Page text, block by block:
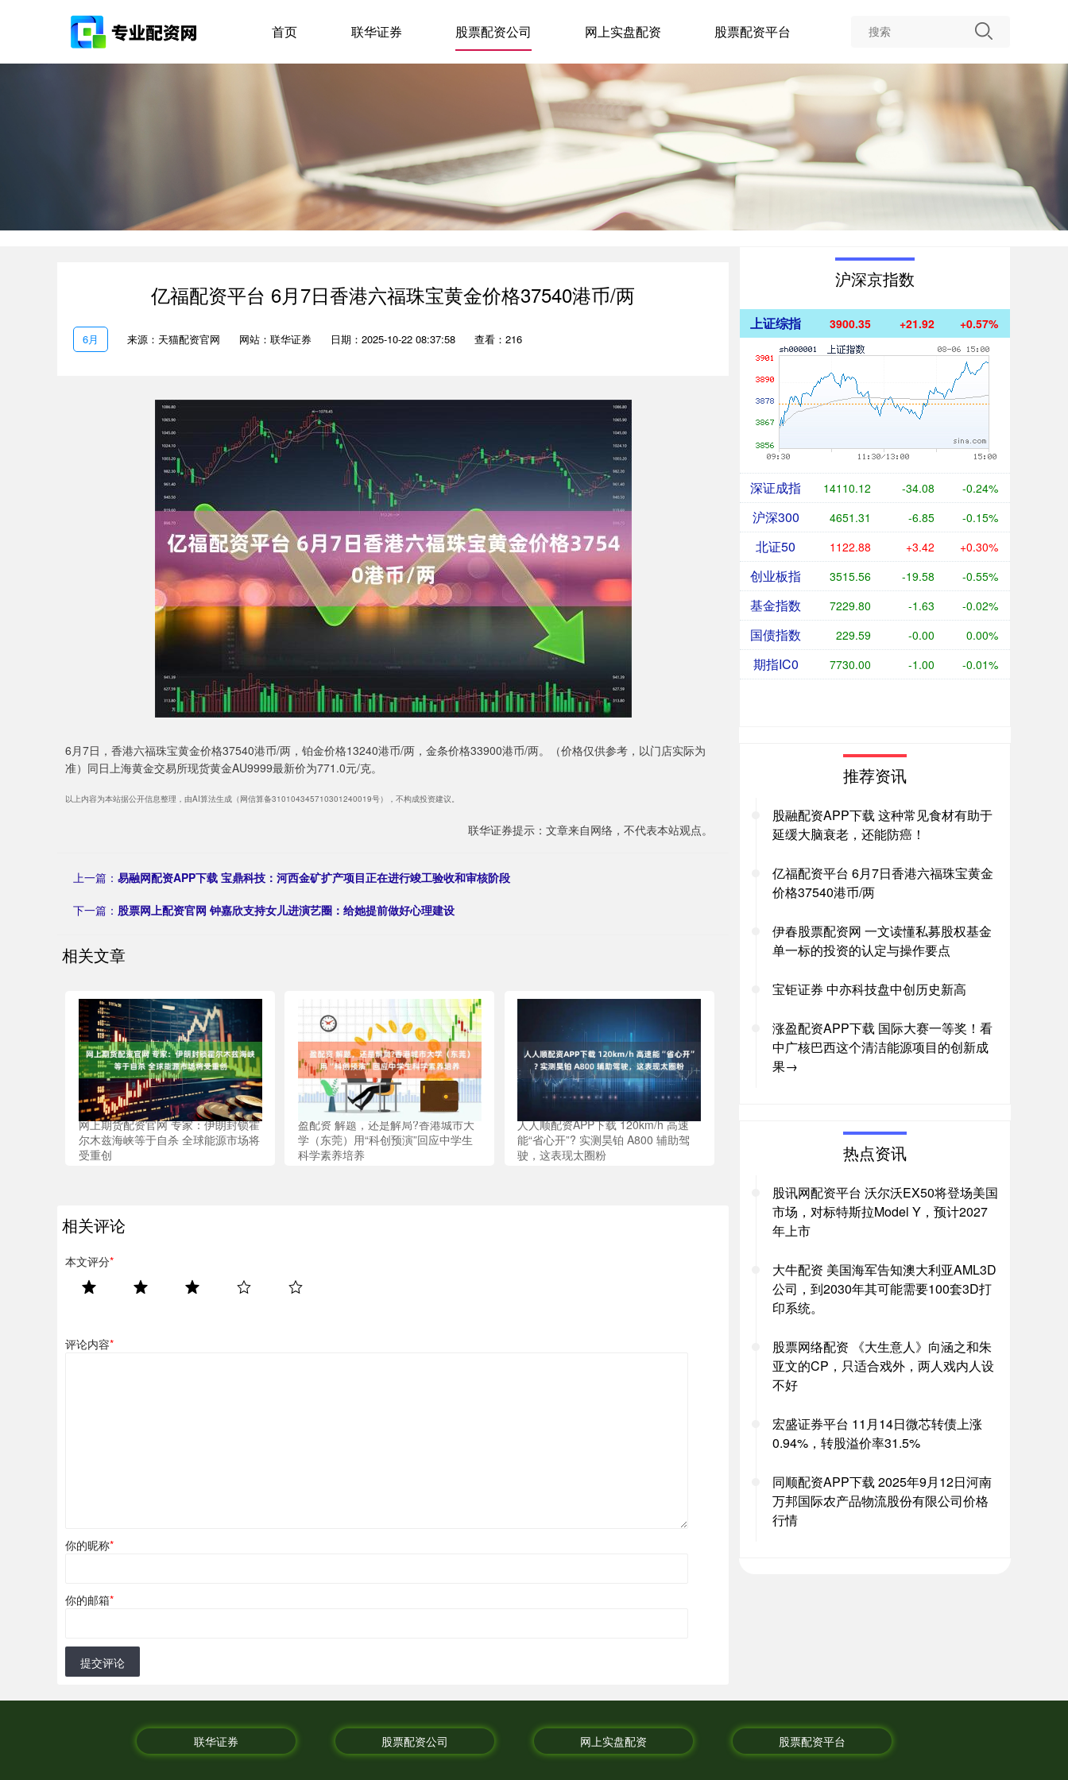
首页 联华证券 股票配资公司 网上实盘配资 股票配资平台
亿福配资平台 6月7日香港六福珠宝黄金价格37540港币/两
6月 来源：天猫配资官网 网站：联华证券 日期：2025-10-22 08:37:58 查看：216
6月7日，香港六福珠宝黄金价格37540港币/两，铂金价格13240港币/两，金条价格33900港币/两。（价格仅供参考，以门店实际为
准）同日上海黄金交易所现货黄金AU9999最新价为771.0元/克。
以上内容为本站据公开信息整理，由AI算法生成（网信算备310104345710301240019号），不构成投资建议。
联华证券提示：文章来自网络，不代表本站观点。
上一篇： 易融网配资APP下载 宝鼎科技：河西金矿扩产项目正在进行竣工验收和审核阶段
下一篇： 股票网上配资官网 钟嘉欣支持女儿进演艺圈：给她提前做好心理建设
相关文章
网上期货配资官网 专家：伊朗封锁霍
尔木兹海峡等于自杀 全球能源市场将
受重创
盈配资 解题，还是解局?香港城市大
学（东莞）用“科创预演”回应中学生
科学素养培养
人人顺配资APP下载 120km/h 高速
能“省心开”? 实测昊铂 A800 辅助驾
驶，这表现太圈粉
相关评论
本文评分*
评论内容*
你的昵称*
你的邮箱*
提交评论
沪深京指数
上证综指 3900.35 +21.92 +0.57%
深证成指 14110.12 -34.08 -0.24%
沪深300 4651.31 -6.85 -0.15%
北证50 1122.88 +3.42 +0.30%
创业板指 3515.56 -19.58 -0.55%
基金指数 7229.80 -1.63 -0.02%
国债指数 229.59 -0.00 0.00%
期指IC0 7730.00 -1.00 -0.01%
推荐资讯
股融配资APP下载 这种常见食材有助于
延缓大脑衰老，还能防癌！
亿福配资平台 6月7日香港六福珠宝黄金
价格37540港币/两
伊春股票配资网 一文读懂私募股权基金
单一标的投资的认定与操作要点
宝钜证券 中亦科技盘中创历史新高
涨盈配资APP下载 国际大赛一等奖！看
中广核巴西这个清洁能源项目的创新成
果→
热点资讯
股讯网配资平台 沃尔沃EX50将登场美国
市场，对标特斯拉Model Y，预计2027
年上市
大牛配资 美国海军告知澳大利亚AML3D
公司，到2030年其可能需要100套3D打
印系统。
股票网络配资 《大生意人》向涵之和朱
亚文的CP，只适合戏外，两人戏内人设
不好
宏盛证券平台 11月14日微芯转债上涨
0.94%，转股溢价率31.5%
同顺配资APP下载 2025年9月12日河南
万邦国际农产品物流股份有限公司价格
行情
联华证券 股票配资公司 网上实盘配资 股票配资平台